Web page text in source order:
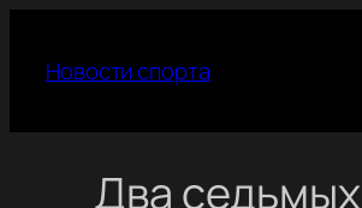
содержимому
Новости спорта
Два седьмых